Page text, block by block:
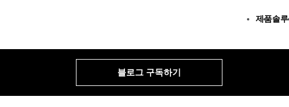
제품
모든 제품
솔루
모든 솔루션
주요 기능
모든 리소스 및 서비스
기
블로그 구독하기